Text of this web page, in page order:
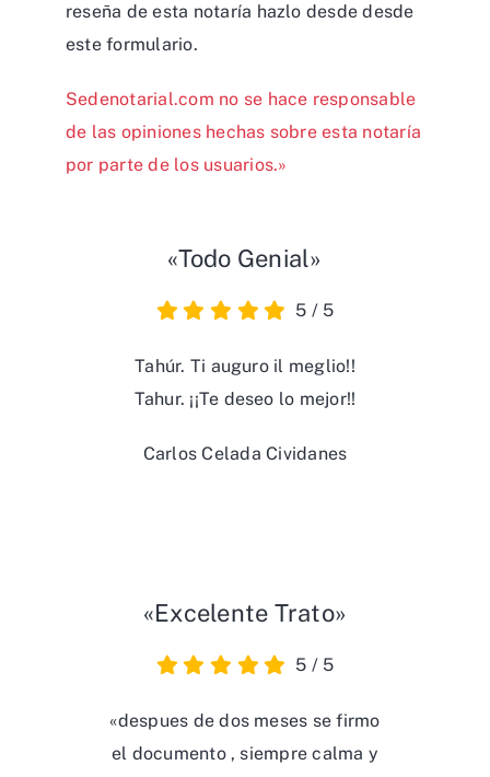
reseña de esta notaría hazlo desde desde
este formulario.
Sedenotarial.com no se hace responsable
de las opiniones hechas sobre esta notaría
por parte de los usuarios.»
«Todo Genial»
5 / 5
Tahúr. Ti auguro il meglio!!
Tahur. ¡¡Te deseo lo mejor!!
Carlos Celada Cividanes
«Excelente Trato»
5 / 5
«despues de dos meses se firmo
el documento , siempre calma y